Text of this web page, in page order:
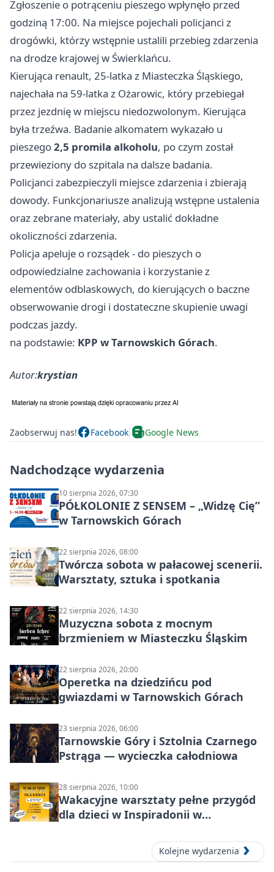
Zgłoszenie o potrąceniu pieszego wpłynęło przed
godziną 17:00. Na miejsce pojechali policjanci z
drogówki, którzy wstępnie ustalili przebieg zdarzenia
na drodze krajowej w Świerklańcu.
Kierująca renault, 25-latka z Miasteczka Śląskiego,
najechała na 59-latka z Ożarowic, który przebiegał
przez jezdnię w miejscu niedozwolonym. Kierująca
była trzeźwa. Badanie alkomatem wykazało u
pieszego2,5 promila alkoholu, po czym został
przewieziony do szpitala na dalsze badania.
Policjanci zabezpieczyli miejsce zdarzenia i zbierają
dowody. Funkcjonariusze analizują wstępne ustalenia
oraz zebrane materiały, aby ustalić dokładne
okoliczności zdarzenia.
Policja apeluje o rozsądek - do pieszych o
odpowiedzialne zachowania i korzystanie z
elementów odblaskowych, do kierujących o baczne
obserwowanie drogi i dostateczne skupienie uwagi
podczas jazdy.
na podstawie: KPP w Tarnowskich Górach.
Autor:krystian
Zaobserwuj nas! Facebook Google News
Nadchodzące wydarzenia
10 sierpnia 2026, 07:30
PÓŁKOLONIE Z SENSEM – „Widzę Cię”
w Tarnowskich Górach
22 sierpnia 2026, 08:00
Twórcza sobota w pałacowej scenerii.
Warsztaty, sztuka i spotkania
22 sierpnia 2026, 14:30
Muzyczna sobota z mocnym
brzmieniem w Miasteczku Śląskim
22 sierpnia 2026, 20:00
Operetka na dziedzińcu pod
gwiazdami w Tarnowskich Górach
23 sierpnia 2026, 06:00
Tarnowskie Góry i Sztolnia Czarnego
Pstrąga — wycieczka całodniowa
28 sierpnia 2026, 10:00
Wakacyjne warsztaty pełne przygód
dla dzieci w Inspiradonii w
Kolejne wydarzenia